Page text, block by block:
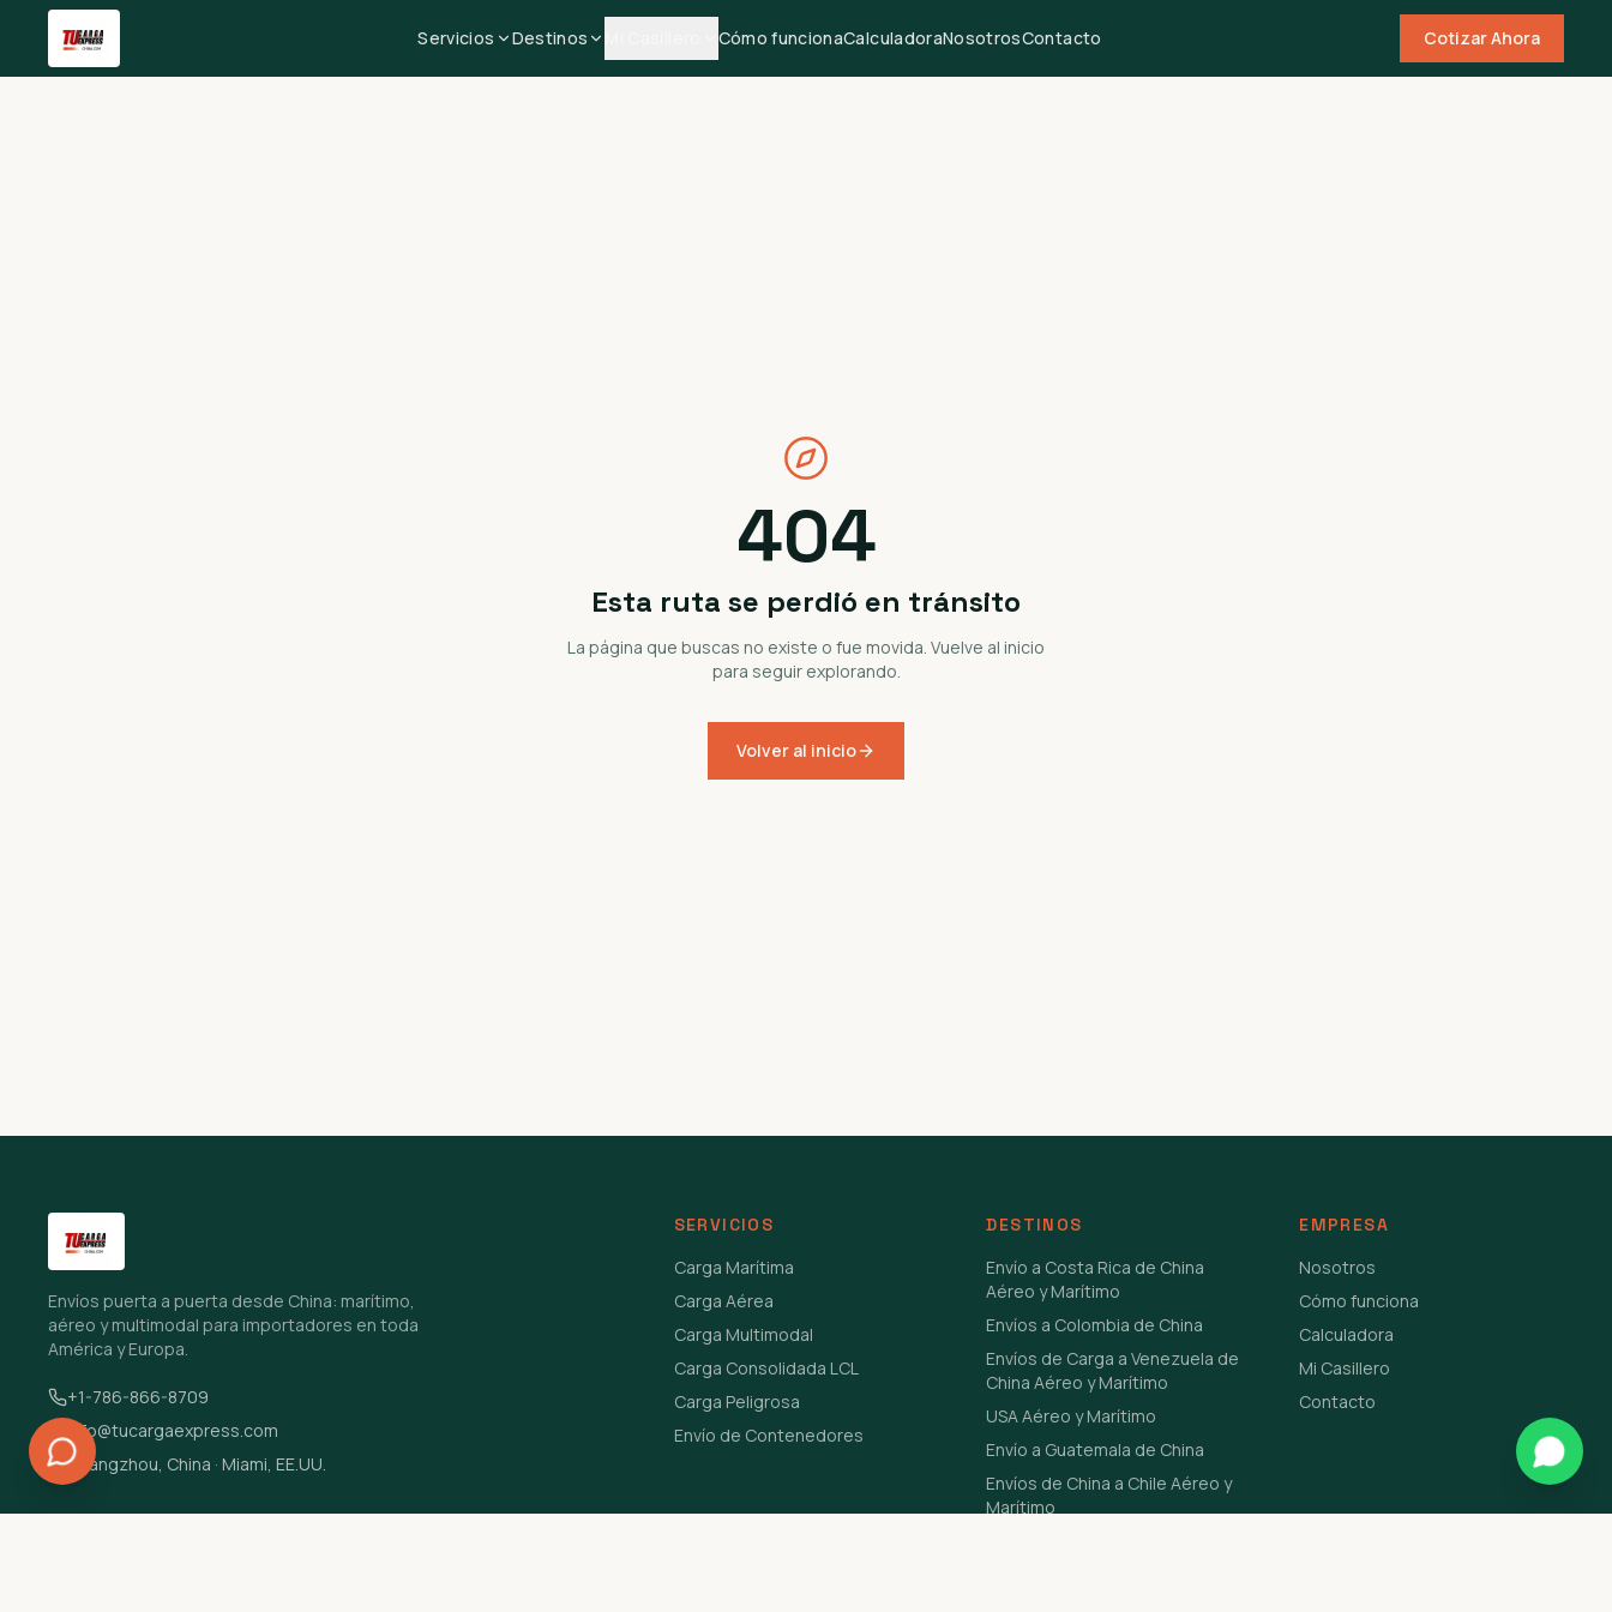
Servicios Destinos Cómo funcionaCalculadoraNosotrosContacto Cotizar Ahora
404
Esta ruta se perdió en tránsito
La página que buscas no existe o fue movida. Vuelve al inicio
para seguir explorando.
Volver al inicio
Envíos puerta a puerta desde China: marítimo,
aéreo y multimodal para importadores en toda
América y Europa.
+1-786-866-8709
info@tucargaexpress.com
Guangzhou, China · Miami, EE.UU.
SERVICIOS
Carga Marítima
Carga Aérea
Carga Multimodal
Carga Consolidada LCL
Carga Peligrosa
Envío de Contenedores
DESTINOS
Envío a Costa Rica de China
Aéreo y Marítimo
Envíos a Colombia de China
Envíos de Carga a Venezuela de
China Aéreo y Marítimo
USA Aéreo y Marítimo
Envío a Guatemala de China
Envíos de China a Chile Aéreo y
Marítimo
EMPRESA
Nosotros
Cómo funciona
Calculadora
Mi Casillero
Contacto